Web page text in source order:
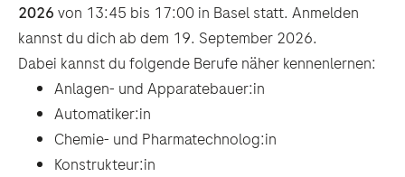
2026 von 13:45 bis 17:00 in Basel statt. Anmelden
kannst du dich ab dem 19. September 2026.
Dabei kannst du folgende Berufe näher kennenlernen:
Anlagen- und Apparatebauer:in
Automatiker:in
Chemie- und Pharmatechnolog:in
Konstrukteur:in